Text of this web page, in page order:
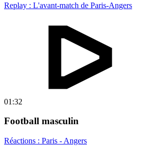
Replay : L'avant-match de Paris-Angers
01:32
Football masculin
Réactions : Paris - Angers